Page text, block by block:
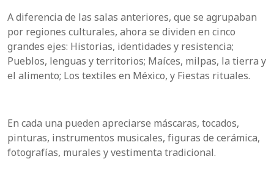
A diferencia de las salas anteriores, que se agrupaban
por regiones culturales, ahora se dividen en cinco
grandes ejes: Historias, identidades y resistencia;
Pueblos, lenguas y territorios; Maíces, milpas, la tierra y
el alimento; Los textiles en México, y Fiestas rituales.
En cada una pueden apreciarse máscaras, tocados,
pinturas, instrumentos musicales, figuras de cerámica,
fotografías, murales y vestimenta tradicional.